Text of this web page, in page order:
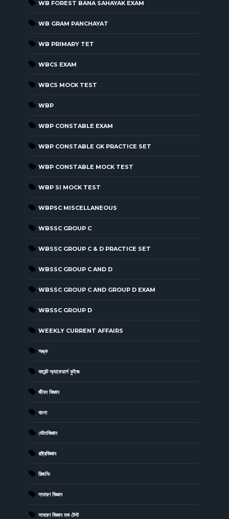
WB FOREST BANA SAHAYAK EXAM
WB GRAM PANCHAYAT
WB PRIMARY TET
WBCS EXAM
WBCS MOCK TEST
WBP
WBP CONSTABLE EXAM
WBP CONSTABLE GK PRACTICE SET
WBP CONSTABLE MOCK TEST
WBP SI MOCK TEST
WBPSC MISCELLANEOUS
WBSSC GROUP C
WBSSC GROUP C & D PRACTICE SET
WBSSC GROUP C AND D
WBSSC GROUP C AND GROUP D EXAM
WBSSC GROUP D
WEEKLY CURRENT AFFAIRS
অঙ্ক
কারেন্ট অ্যাফেয়ার্স কুইজ
জীবন বিজ্ঞান
বাংলা
ভৌতবিজ্ঞান
রাষ্ট্রবিজ্ঞান
রিজনিং
সাধারণ বিজ্ঞান
সাধারণ বিজ্ঞান মক টেস্ট